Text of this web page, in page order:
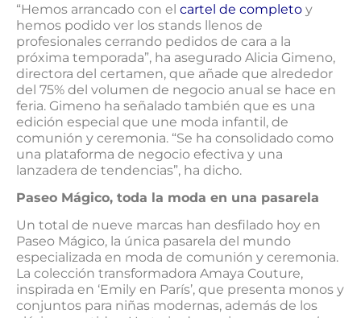
“Hemos arrancado con el cartel de completo y
hemos podido ver los stands llenos de
profesionales cerrando pedidos de cara a la
próxima temporada”, ha asegurado Alicia Gimeno,
directora del certamen, que añade que alrededor
del 75% del volumen de negocio anual se hace en
feria. Gimeno ha señalado también que es una
edición especial que une moda infantil, de
comunión y ceremonia. “Se ha consolidado como
una plataforma de negocio efectiva y una
lanzadera de tendencias”, ha dicho.
Paseo Mágico, toda la moda en una pasarela
Un total de nueve marcas han desfilado hoy en
Paseo Mágico, la única pasarela del mundo
especializada en moda de comunión y ceremonia.
La colección transformadora Amaya Couture,
inspirada en ‘Emily en París’, que presenta monos y
conjuntos para niñas modernas, además de los